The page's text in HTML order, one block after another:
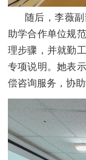
随后，李薇
助学合作单位规
理步骤，并就勤
专项说明。她表
偿咨询服务，协